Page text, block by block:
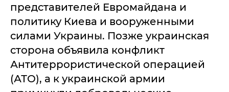
представителей Евромайдана и
политику Киева и вооруженными
силами Украины. Позже украинская
сторона объявила конфликт
Антитеррористической операцией
(АТО), а к украинской армии